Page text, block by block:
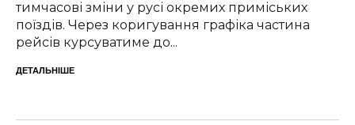
тимчасові зміни у русі окремих приміських
поїздів. Через коригування графіка частина
рейсів курсуватиме до...
ДЕТАЛЬНІШЕ